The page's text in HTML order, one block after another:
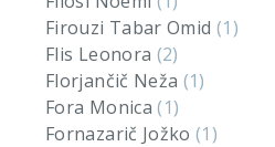
Firouzi Tabar Omid (1)
Flis Leonora (2)
Florjančič Neža (1)
Fora Monica(1)
Fornazarič Jožko(1)